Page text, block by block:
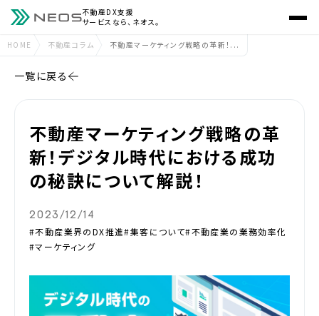
不動産DX支援
サービスなら、ネオス。
HOME 不動産コラム 不動産マーケティング戦略の革新！...
一覧に戻る
不動産マーケティング戦略の革
新！デジタル時代における成功
の秘訣について解説！
2023/12/14
#不動産業界のDX推進#集客について#不動産業の業務効率化
#マーケティング